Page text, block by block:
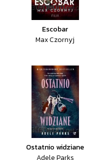
Escobar
Max Czornyj
Ostatnio widziane
Adele Parks